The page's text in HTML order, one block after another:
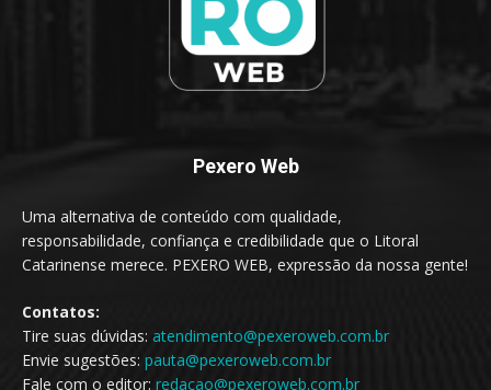
Pexero Web
Uma alternativa de conteúdo com qualidade,
responsabilidade, confiança e credibilidade que o Litoral
Catarinense merece. PEXERO WEB, expressão da nossa gente!
Contatos:
Tire suas dúvidas: atendimento@pexeroweb.com.br
Envie sugestões: pauta@pexeroweb.com.br
Fale com o editor: redacao@pexeroweb.com.br